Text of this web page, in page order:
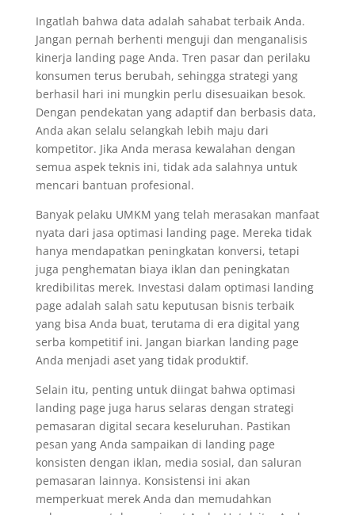
Ingatlah bahwa data adalah sahabat terbaik Anda.
Jangan pernah berhenti menguji dan menganalisis
kinerja landing page Anda. Tren pasar dan perilaku
konsumen terus berubah, sehingga strategi yang
berhasil hari ini mungkin perlu disesuaikan besok.
Dengan pendekatan yang adaptif dan berbasis data,
Anda akan selalu selangkah lebih maju dari
kompetitor. Jika Anda merasa kewalahan dengan
semua aspek teknis ini, tidak ada salahnya untuk
mencari bantuan profesional.
Banyak pelaku UMKM yang telah merasakan manfaat
nyata dari jasa optimasi landing page. Mereka tidak
hanya mendapatkan peningkatan konversi, tetapi
juga penghematan biaya iklan dan peningkatan
kredibilitas merek. Investasi dalam optimasi landing
page adalah salah satu keputusan bisnis terbaik
yang bisa Anda buat, terutama di era digital yang
serba kompetitif ini. Jangan biarkan landing page
Anda menjadi aset yang tidak produktif.
Selain itu, penting untuk diingat bahwa optimasi
landing page juga harus selaras dengan strategi
pemasaran digital secara keseluruhan. Pastikan
pesan yang Anda sampaikan di landing page
konsisten dengan iklan, media sosial, dan saluran
pemasaran lainnya. Konsistensi ini akan
memperkuat merek Anda dan memudahkan